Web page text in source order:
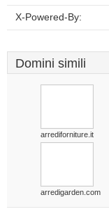
X-Powered-By:
Domini simili
arrediforniture.it
arredigarden.com